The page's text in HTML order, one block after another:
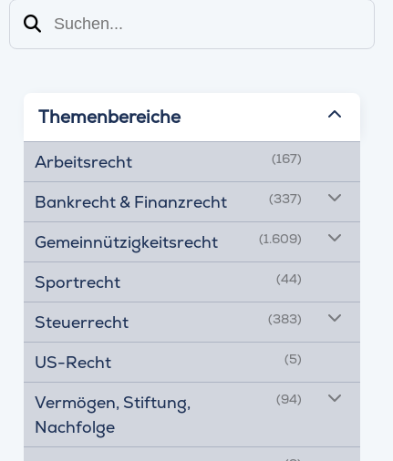
Suchen
Themenbereiche
Arbeitsrecht (167)
Bankrecht & Finanzrecht (337)
Gemeinnützigkeitsrecht (1.609)
Sportrecht (44)
Steuerrecht (383)
US-Recht (5)
Vermögen, Stiftung,
Nachfolge
(94)